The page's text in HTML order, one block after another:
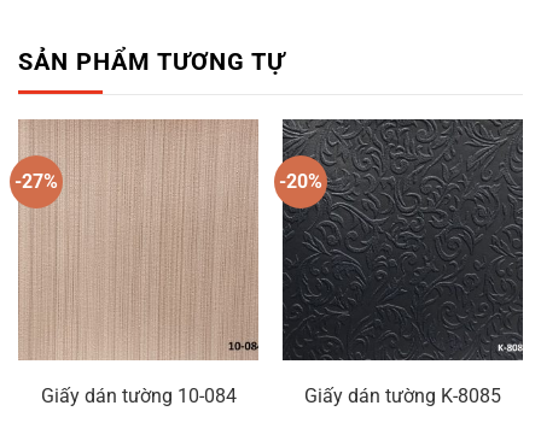
SẢN PHẨM TƯƠNG TỰ
-27%
Giấy dán tường 10-084
-20%
Giấy dán tường K-8085